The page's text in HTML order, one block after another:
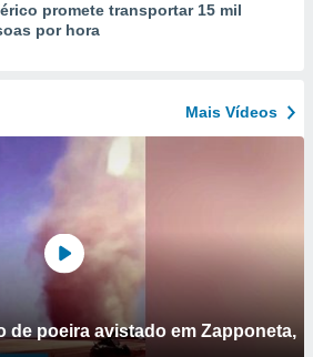
promete transportar 15 mil
por hora
Mais Vídeos
de poeira avistado em Zapponeta,